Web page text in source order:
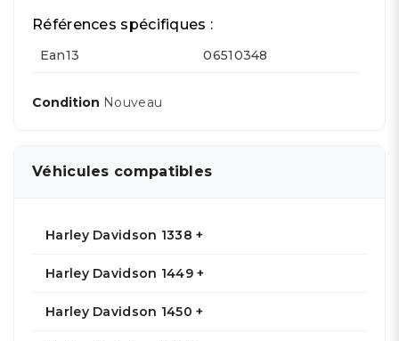
Références spécifiques :
Ean13 06510348
Condition Nouveau
Véhicules compatibles
Harley Davidson 1338 +
Harley Davidson 1449 +
Harley Davidson 1450 +